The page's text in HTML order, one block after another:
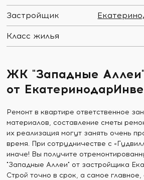
Застройщик
Класс жилья
ЖК "Западные Аллеи"
от
Ремонт в квартире ответственное
материалов, составление сметы
их реализация могут занять очень
время. При сотрудничестве с
иначе! Вы получите
"Западные Аллеи" от застройщика
Строй точно в срок, а самое главное,